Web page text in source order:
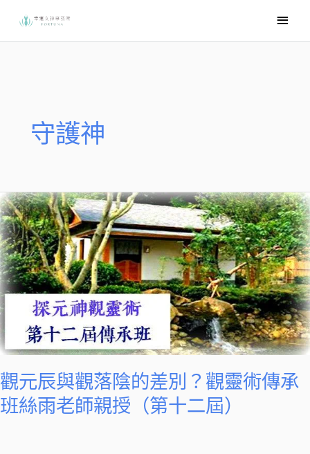
要
守護神
觀元辰與觀落陰的差別？觀靈術傳承
班絲雨老師親授（第十二屆）
觀
元
辰
與
觀
落
陰
差
觀
靈